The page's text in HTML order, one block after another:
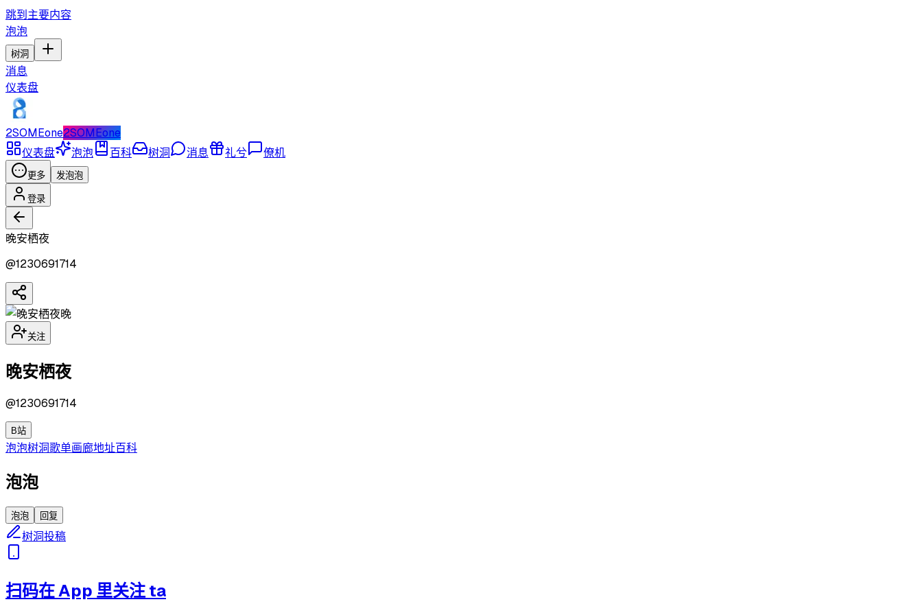
跳到主要内容
泡泡
树洞
消息
仪表盘
2SOMEone2SOMEone
仪表盘
泡泡 百科 树洞 消息 礼兮 僚机
更多 发泡泡
登录
晚安栖夜
@1230691714
晚
关注
晚安栖夜
@1230691714
B站
泡泡树洞歌单画廊地址百科
泡泡
泡泡 回复
树洞投稿
扫码在 App 里关注 ta